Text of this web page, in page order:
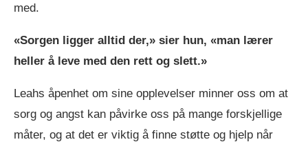
med.
«Sorgen ligger alltid der,» sier hun, «man lærer
heller å leve med den rett og slett.»
Leahs åpenhet om sine opplevelser minner oss om at
sorg og angst kan påvirke oss på mange forskjellige
måter, og at det er viktig å finne støtte og hjelp når